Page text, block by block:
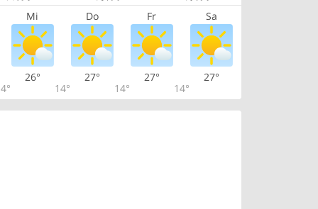
Mi Do Fr Sa
26°
14°
27°
14°
27°
14°
27°